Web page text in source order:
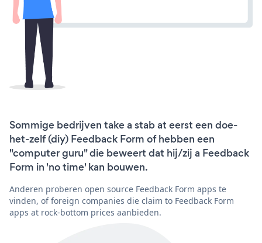
Sommige bedrijven take a stab at eerst een doe-
het-zelf (diy) Feedback Form of hebben een
"computer guru" die beweert dat hij/zij a Feedback
Form in 'no time' kan bouwen.
Anderen proberen open source Feedback Form apps te
vinden, of foreign companies die claim to Feedback Form
apps at rock-bottom prices aanbieden.